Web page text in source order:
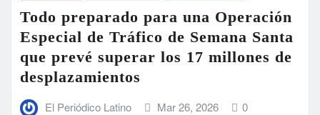
Todo preparado para una Operación
Especial de Tráfico de Semana Santa
que prevé superar los 17 millones de
desplazamientos
El Periódico Latino Mar 26, 2026 0